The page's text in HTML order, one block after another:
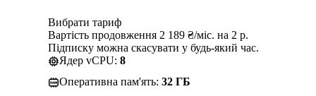
Вибрати тариф
Вартість продовження 2 189 ₴/міс. на 2 р.
Підписку можна скасувати у будь-який час.
Ядер vCPU: 8
Оперативна пам'ять: 32 ГБ